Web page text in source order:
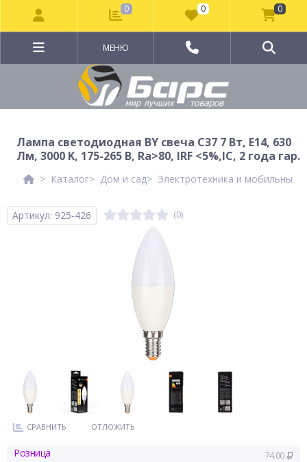
МЕНЮ
Лампа светодиодная BY свеча С37 7 Вт, E14, 630
Лм, 3000 K, 175-265 В, Ra>80, IRF <5%,IC, 2 года гар.
Каталог Дом и сад Электротехника и мобильные
Артикул: 925-426 (0)
СРАВНИТЬ ОТЛОЖИТЬ
Розница 74.00
0 0 0